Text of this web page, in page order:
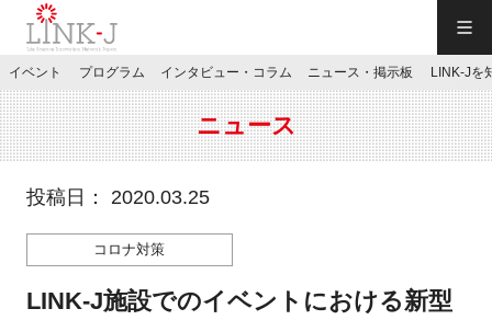
JP／EN
特別会員専用メニュー
イベント プログラム インタビュー・コラム ニュース・掲示板 LINK-Jを
ニュース
投稿日： 2020.03.25
コロナ対策
LINK-J施設でのイベントにおける新型